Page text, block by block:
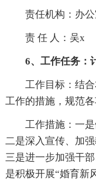
责任机构：办
责 任 人：吴x
6、工作任务：
工作目标：结
工作的措施，规范各
工作措施：一
二是深入宣传、加
三是进一步加强干
是积极开展“婚育新